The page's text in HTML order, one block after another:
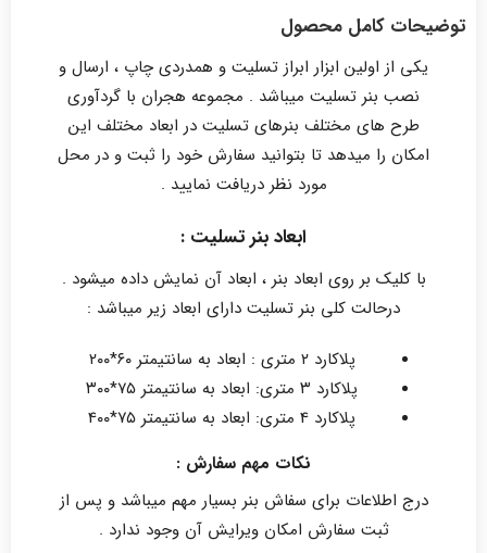
توضیحات کامل محصول
یکی از اولین ابزار ابراز تسلیت و همدردی چاپ ، ارسال و
نصب بنر تسلیت میباشد . مجموعه هجران با گردآوری
طرح های مختلف بنرهای تسلیت در ابعاد مختلف این
امکان را میدهد تا بتوانید سفارش خود را ثبت و در محل
مورد نظر دریافت نمایید .
ابعاد بنر تسلیت :
با کلیک بر روی ابعاد بنر ، ابعاد آن نمایش داده میشود .
درحالت کلی بنر تسلیت دارای ابعاد زیر میباشد :
پلاکارد ۲ متری : ابعاد به سانتیمتر ۶۰*۲۰۰
پلاکارد ۳ متری: ابعاد به سانتیمتر ۷۵*۳۰۰
پلاکارد 4 متری: ابعاد به سانتیمتر ۷۵*4۰۰
نکات مهم سفارش :
درج اطلاعات برای سفاش بنر بسیار مهم میباشد و پس از
ثبت سفارش امکان ویرایش آن وجود ندارد .